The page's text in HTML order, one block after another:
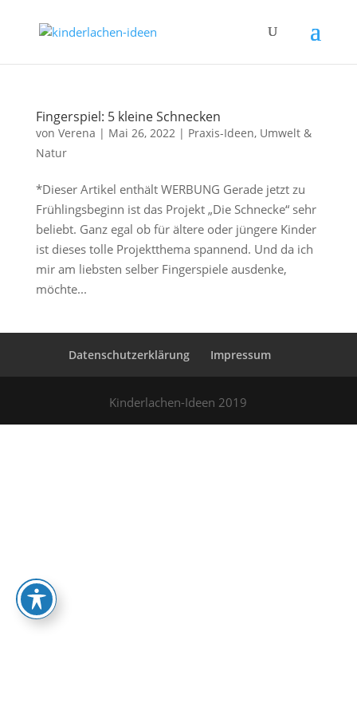
Fingerspiel: 5 kleine Schnecken
von Verena | Mai 26, 2022| Praxis-Ideen, Umwelt &
Natur
*Dieser Artikel enthält WERBUNG Gerade jetzt zu
Frühlingsbeginn ist das Projekt „Die Schnecke“ sehr
beliebt. Ganz egal ob für ältere oder jüngere Kinder
ist dieses tolle Projektthema spannend. Und da ich
mir am liebsten selber Fingerspiele ausdenke,
möchte...
Datenschutzerklärung Impressum
Kinderlachen-Ideen 2019